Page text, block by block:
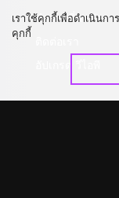
คำถามที่พบบ่อย
เราใช้คุกกี้เพื่อดำเนินก
คุกกี้